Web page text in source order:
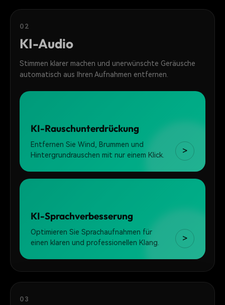
02
KI-Audio
Stimmen klarer machen und unerwünschte Geräusche
automatisch aus Ihren Aufnahmen entfernen.
KI-Rauschunterdrückung
Entfernen Sie Wind, Brummen und
Hintergrundrauschen mit nur einem Klick.
>
KI-Sprachverbesserung
Optimieren Sie Sprachaufnahmen für
einen klaren und professionellen Klang.
>
03